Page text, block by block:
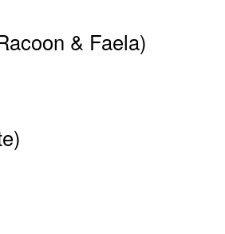
& Faela)